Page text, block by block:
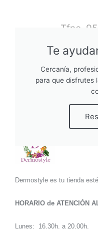
Tfno.
Te
Cercanía,
para que disfrutes
Dermostyle es tu tienda
HORARIO de ATENCIÓN
Lunes: 16.30h. a 20.00h.